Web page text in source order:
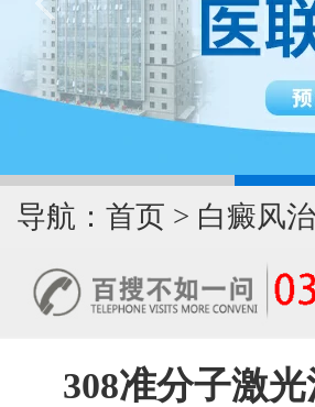
导航： 首页 > 白癜风
308准分子激